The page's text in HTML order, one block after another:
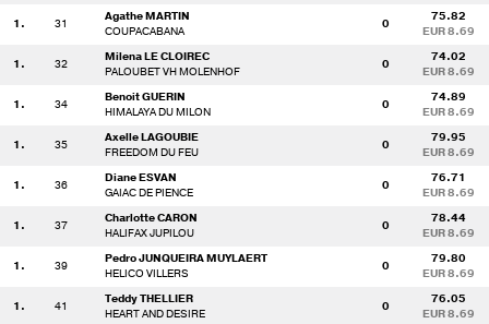
1. 31
Agathe MARTIN
COUPACABANA
0
75.82
EUR 8.69
1. 32
Milena LE CLOIREC
PALOUBET VH MOLENHOF
0
74.02
EUR 8.69
1. 34
Benoit GUERIN
HIMALAYA DU MILON
0
74.89
EUR 8.69
1. 35
Axelle LAGOUBIE
FREEDOM DU FEU
0
79.95
EUR 8.69
1. 36
Diane ESVAN
GAIAC DE PIENCE
0
76.71
EUR 8.69
1. 37
Charlotte CARON
HALIFAX JUPILOU
0
78.44
EUR 8.69
1. 39
Pedro JUNQUEIRA MUYLAERT
HELICO VILLERS
0
79.80
EUR 8.69
1. 41
Teddy THELLIER
HEART AND DESIRE
0
76.05
EUR 8.69